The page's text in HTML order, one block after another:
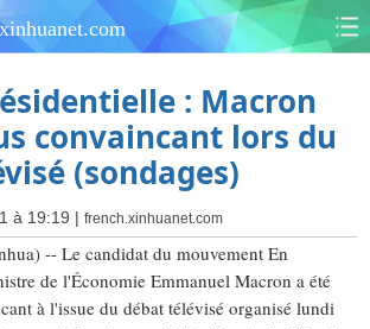
: Macron
convaincant lors du
(sondages)
à 19:19 |french.xinhuanet.com
-- Le candidat du mouvement En
de l'Économie Emmanuel Macron a été
à l'issue du débat télévisé organisé lundi